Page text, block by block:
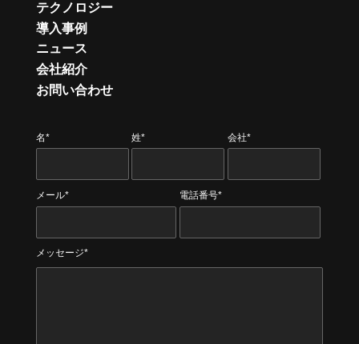
テクノロジー
導入事例
ニュース
会社紹介
お問い合わせ
名* 姓* 会社*
メール* 電話番号*
メッセージ*